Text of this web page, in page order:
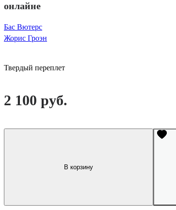
онлайне
Бас Вютерс
Жорис Гроэн
Твердый переплет
2 100 руб.
В корзину